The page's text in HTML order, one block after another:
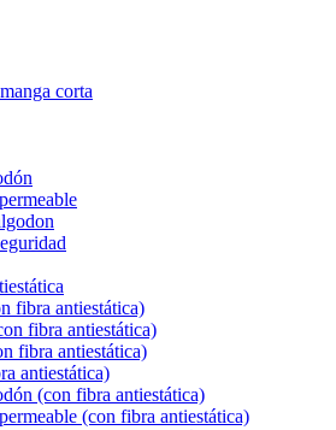
corta
fibra antiestática)
fibra antiestática)
fibra antiestática)
antiestática)
(con fibra antiestática)
(con fibra antiestática)